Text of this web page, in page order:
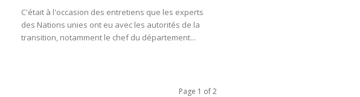
C'était à l'occasion des entretiens que les experts
des Nations unies ont eu avec les autorités de la
transition, notamment le chef du département...
Page 1 of 2